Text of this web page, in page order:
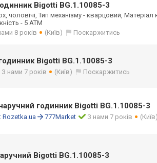
Bigotti BG.1.10085-3
чоловічі, Тип механізму - кварцовий, Матеріал
- 5 ATM
8 років (Київ) Поскаржитись
Bigotti BG.1.10085-3
З нами 7 років (Київ) Поскаржитись
годинник Bigotti BG.1.10085-3
Rozetka.ua 777Market З нами 7 років (Київ)
Bigotti BG.1.10085-3